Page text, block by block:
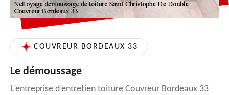
COUVREUR BORDEAUX 33
Le démoussage
L’entreprise d’entretien toiture Couvreur Bordeaux 33